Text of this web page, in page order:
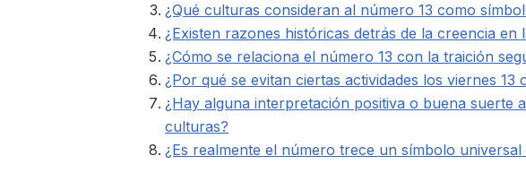
¿Qué culturas consideran al número 13 como
¿Existen razones históricas detrás de la creencia en
¿Cómo se relaciona el número 13 con la traición
¿Por qué se evitan ciertas actividades los viernes 13
¿Hay alguna interpretación positiva o buena suerte
culturas?
¿Es realmente el número trece un símbolo universal